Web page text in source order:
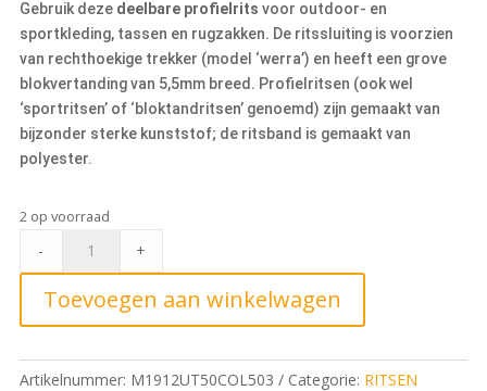
Gebruik deze deelbare profielrits voor outdoor- en
sportkleding, tassen en rugzakken. De ritssluiting is voorzien
van rechthoekige trekker (model ‘werra’) en heeft een grove
blokvertanding van 5,5mm breed. Profielritsen (ook wel
‘sportritsen’ of ‘bloktandritsen’ genoemd) zijn gemaakt van
bijzonder sterke kunststof; de ritsband is gemaakt van
polyester.
2 op voorraad
50cm,
quantity
- +
Toevoegen aan winkelwagen
Artikelnummer: M1912UT50COL503 Categorie: RITSEN